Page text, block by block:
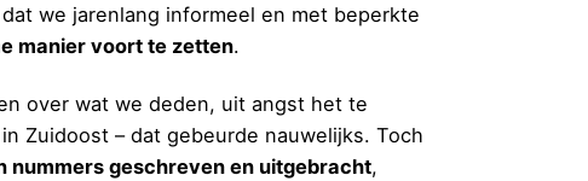
we jarenlang informeel en met beperkte
manier voort te zetten.
over wat we deden, uit angst het te
Zuidoost – dat gebeurde nauwelijks. Toch
nummers geschreven en uitgebracht,